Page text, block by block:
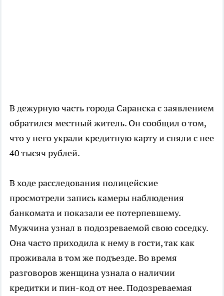
В дежурную часть города Саранска с заявлением
обратился местный житель. Он сообщил о том,
что у него украли кредитную карту и сняли с нее
40 тысяч рублей.
В ходе расследования полицейские
просмотрели запись камеры наблюдения
банкомата и показали ее потерпевшему.
Мужчина узнал в подозреваемой свою соседку.
Она часто приходила к нему в гости, так как
проживала в том же подъезде. Во время
разговоров женщина узнала о наличии
кредитки и пин-код от нее. Подозреваемая